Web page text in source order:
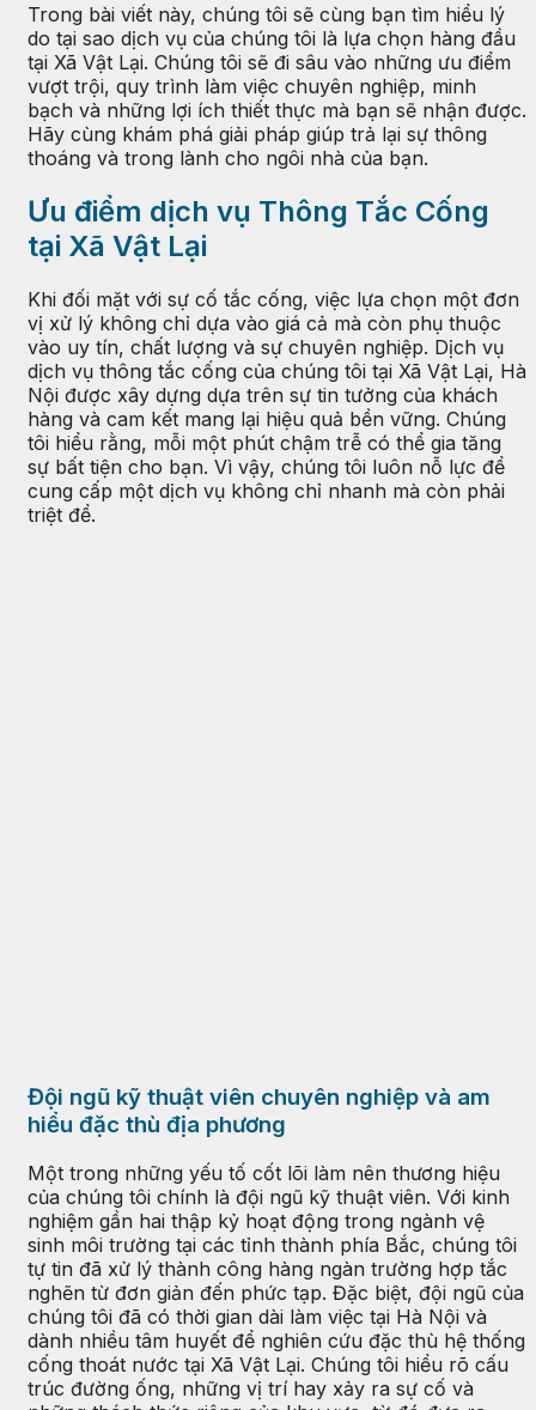
Trong bài viết này, chúng tôi sẽ cùng bạn tìm hiểu lý
do tại sao dịch vụ của chúng tôi là lựa chọn hàng đầu
tại Xã Vật Lại. Chúng tôi sẽ đi sâu vào những ưu điểm
vượt trội, quy trình làm việc chuyên nghiệp, minh
bạch và những lợi ích thiết thực mà bạn sẽ nhận được.
Hãy cùng khám phá giải pháp giúp trả lại sự thông
thoáng và trong lành cho ngôi nhà của bạn.
Ưu điểm dịch vụ Thông Tắc Cống
tại Xã Vật Lại
Khi đối mặt với sự cố tắc cống, việc lựa chọn một đơn
vị xử lý không chỉ dựa vào giá cả mà còn phụ thuộc
vào uy tín, chất lượng và sự chuyên nghiệp. Dịch vụ
dịch vụ thông tắc cống của chúng tôi tại Xã Vật Lại, Hà
Nội được xây dựng dựa trên sự tin tưởng của khách
hàng và cam kết mang lại hiệu quả bền vững. Chúng
tôi hiểu rằng, mỗi một phút chậm trễ có thể gia tăng
sự bất tiện cho bạn. Vì vậy, chúng tôi luôn nỗ lực để
cung cấp một dịch vụ không chỉ nhanh mà còn phải
triệt để.
Đội ngũ kỹ thuật viên chuyên nghiệp và am
hiểu đặc thù địa phương
Một trong những yếu tố cốt lõi làm nên thương hiệu
của chúng tôi chính là đội ngũ kỹ thuật viên. Với kinh
nghiệm gần hai thập kỷ hoạt động trong ngành vệ
sinh môi trường tại các tỉnh thành phía Bắc, chúng tôi
tự tin đã xử lý thành công hàng ngàn trường hợp tắc
nghẽn từ đơn giản đến phức tạp. Đặc biệt, đội ngũ của
chúng tôi đã có thời gian dài làm việc tại Hà Nội và
dành nhiều tâm huyết để nghiên cứu đặc thù hệ thống
cống thoát nước tại Xã Vật Lại. Chúng tôi hiểu rõ cấu
trúc đường ống, những vị trí hay xảy ra sự cố và